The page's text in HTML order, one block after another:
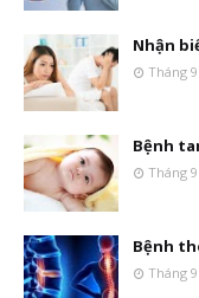
Nhận
Tháng 9
Bệnh
Tháng 9
Bệnh
Tháng 9